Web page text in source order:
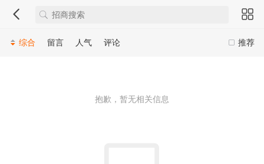
推荐
综合 留言 人气 评论
抱歉，暂无相关信息